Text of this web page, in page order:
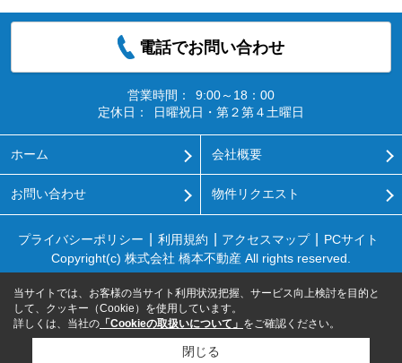
電話でお問い合わせ
営業時間：
9:00～18：00
定休日：
日曜祝日・第２第４土曜日
ホーム 会社概要
お問い合わせ 物件リクエスト
プライバシーポリシー 利用規約 アクセスマップ
PCサイト
Copyright(c) 株式会社 橋本不動産 All rights reserved.
当サイトでは、お客様の当サイト利用状況把握、サービス向上検討を目的と
して、クッキー（Cookie）を使用しています。
詳しくは、当社の 「Cookieの取扱いについて」 をご確認ください。
閉じる